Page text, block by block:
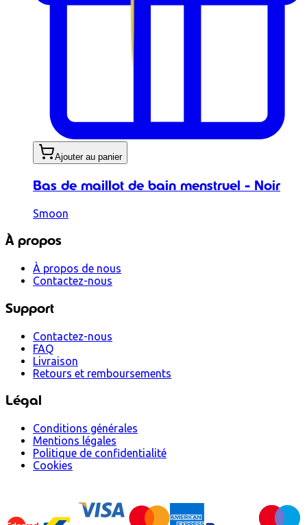
Ajouter au panier
Bas de maillot de bain menstruel - Noir
Smoon
À propos
À propos de nous
Contactez-nous
Support
Contactez-nous
FAQ
Livraison
Retours et remboursements
Légal
Conditions générales
Mentions légales
Politique de confidentialité
Cookies